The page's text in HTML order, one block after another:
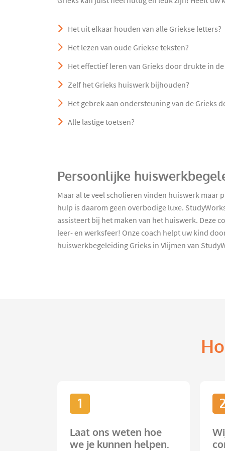
Het uit elkaar houden van alle Griekse letters?
Het lezen van oude Griekse teksten?
Het effectief leren van Grieks door drukte in
Zelf het Grieks huiswerk bijhouden?
Het gebrek aan ondersteuning van de Grieks
Alle lastige toetsen?
Persoonlijke
Maar al te veel scholieren vinden huiswerk maar
hulp is daarom geen overbodige luxe.
assisteert bij het maken van het huiswerk. Deze
leer- en werksfeer! Onze coach helpt uw kind
huiswerkbegeleiding Grieks in Vlijmen van
1
Laat ons weten hoe
we je kunnen helpen.